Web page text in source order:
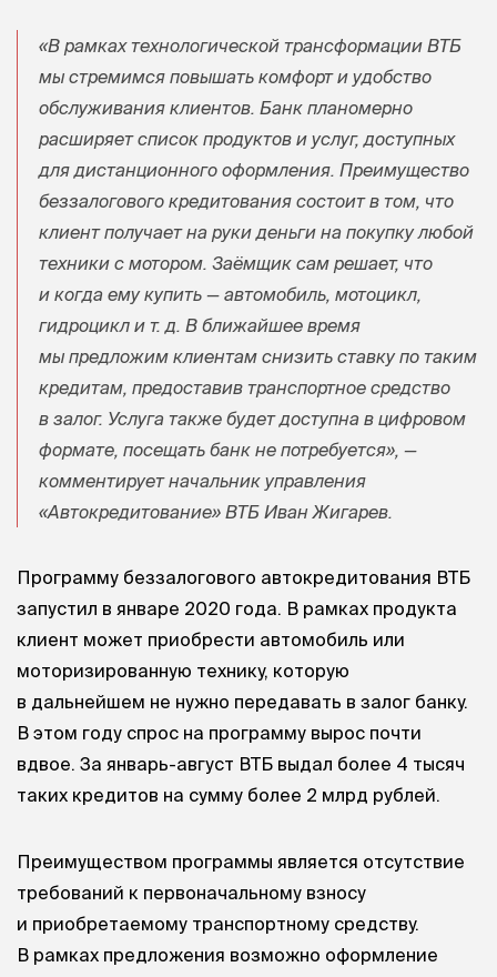
«В рамках технологической трансформации ВТБ
мы стремимся повышать комфорт и удобство
обслуживания клиентов. Банк планомерно
расширяет список продуктов и услуг, доступных
для дистанционного оформления. Преимущество
беззалогового кредитования состоит в том, что
клиент получает на руки деньги на покупку любой
техники с мотором. Заёмщик сам решает, что
и когда ему купить — автомобиль, мотоцикл,
гидроцикл и т. д. В ближайшее время
мы предложим клиентам снизить ставку по таким
кредитам, предоставив транспортное средство
в залог. Услуга также будет доступна в цифровом
формате, посещать банк не потребуется», —
комментирует начальник управления
«Автокредитование» ВТБ Иван Жигарев.
Программу беззалогового автокредитования ВТБ
запустил в январе 2020 года. В рамках продукта
клиент может приобрести автомобиль или
моторизированную технику, которую
в дальнейшем не нужно передавать в залог банку.
В этом году спрос на программу вырос почти
вдвое. За январь-август ВТБ выдал более 4 тысяч
таких кредитов на сумму более 2 млрд рублей.
Преимуществом программы является отсутствие
требований к первоначальному взносу
и приобретаемому транспортному средству.
В рамках предложения возможно оформление